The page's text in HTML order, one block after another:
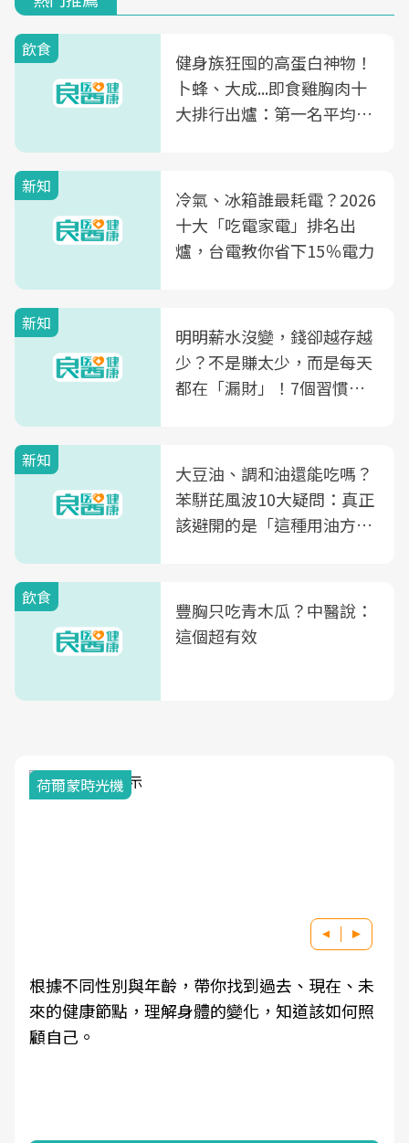
飲食
健身族狂囤的高蛋白神物！
卜蜂、大成...即食雞胸肉十
大排行出爐：第一名平均一
新知
冷氣、冰箱誰最耗電？2026
十大「吃電家電」排名出
爐，台電教你省下15％電力
新知
明明薪水沒變，錢卻越存越
少？不是賺太少，而是每天
都在「漏財」！7個習慣一
新知
大豆油、調和油還能吃嗎？
苯駢芘風波10大疑問：真正
該避開的是「這種用油方
飲食
豐胸只吃青木瓜？中醫說：
這個超有效
荷爾蒙時光機
根據不同性別與年齡，帶你找到過去、現在、未
來的健康節點，理解身體的變化，知道該如何照
顧自己。